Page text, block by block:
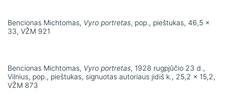
Bencionas Michtomas, Vyro portretas, pop., pieštukas, 46,5 x
33, VŽM 921
Bencionas Michtomas, Vyro portretas, 1928 rugpjūčio 23 d.,
Vilnius, pop., pieštukas, signuotas autoriaus jidiš k., 25,2 x 15,2,
VŽM 873